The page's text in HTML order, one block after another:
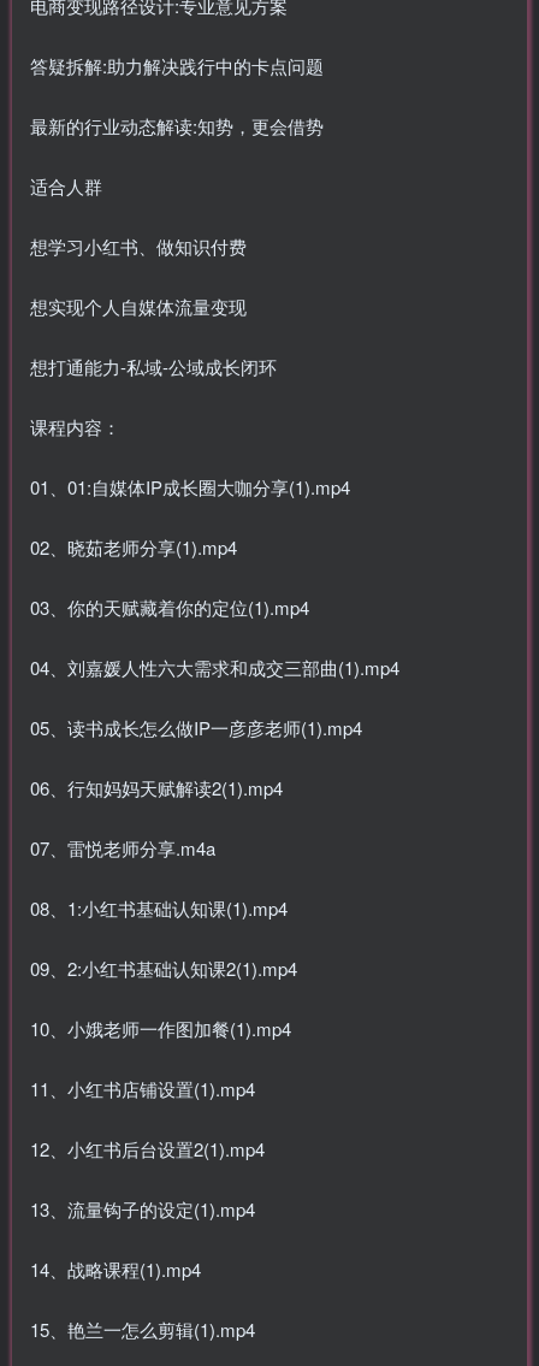
电商变现路径设计:专业意见方案
答疑拆解:助力解决践行中的卡点问题
最新的行业动态解读:知势，更会借势
适合人群
想学习小红书、做知识付费
想实现个人自媒体流量变现
想打通能力-私域-公域成长闭环
课程内容：
01、01:自媒体IP成长圈大咖分享(1).mp4
02、晓茹老师分享(1).mp4
03、你的天赋藏着你的定位(1).mp4
04、刘嘉媛人性六大需求和成交三部曲(1).mp4
05、读书成长怎么做IP一彦彦老师(1).mp4
06、行知妈妈天赋解读2(1).mp4
07、雷悦老师分享.m4a
08、1:小红书基础认知课(1).mp4
09、2:小红书基础认知课2(1).mp4
10、小娥老师一作图加餐(1).mp4
11、小红书店铺设置(1).mp4
12、小红书后台设置2(1).mp4
13、流量钩子的设定(1).mp4
14、战略课程(1).mp4
15、艳兰一怎么剪辑(1).mp4